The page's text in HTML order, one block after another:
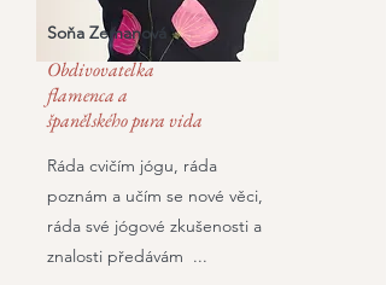
Soňa Zemanová
Obdivovatelka
flamenca a
španělského pura vida
Ráda cvičím jógu, ráda
poznám a učím se nové věci,
ráda své jógové zkušenosti a
znalosti předávám ...